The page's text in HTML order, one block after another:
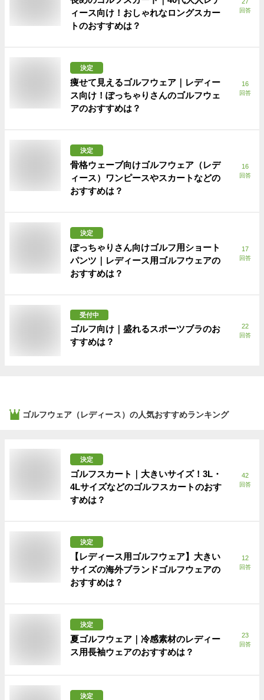
ィース向け！おしゃれなロングスカー
トのおすすめは？
回答
決定
痩せて見えるゴルフウェア｜レディー
ス向け！ぽっちゃりさんのゴルフウェ
アのおすすめは？
16
回答
決定
骨格ウェーブ向けゴルフウェア（レデ
ィース）ワンピースやスカートなどの
おすすめは？
16
回答
決定
ぽっちゃりさん向けゴルフ用ショート
パンツ｜レディース用ゴルフウェアの
おすすめは？
17
回答
受付中
ゴルフ向け｜盛れるスポーツブラのお
すすめは？
22
回答
ゴルフウェア（レディース） の人気おすすめランキング
決定
ゴルフスカート｜大きいサイズ！3L・
4Lサイズなどのゴルフスカートのおす
すめは？
42
回答
決定
【レディース用ゴルフウェア】大きい
サイズの海外ブランドゴルフウェアの
おすすめは？
12
回答
決定
夏ゴルフウェア｜冷感素材のレディー
ス用長袖ウェアのおすすめは？
23
回答
決定